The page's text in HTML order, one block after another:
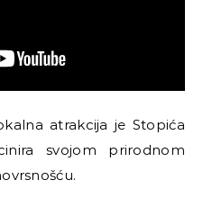
atrakcija je Stopića
svojom prirodnom